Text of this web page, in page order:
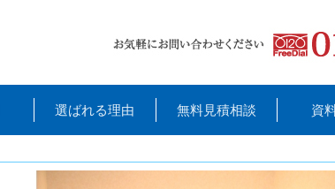
選ばれる理由 無料見積相談 資